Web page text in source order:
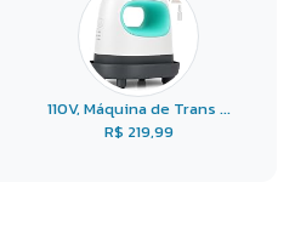
110V, Máquina de Trans ...
R$ 219,99